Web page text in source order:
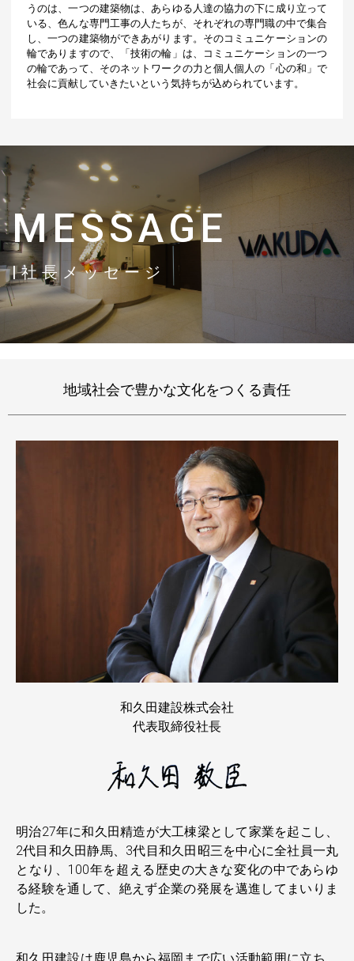
うのは、一つの建築物は、あらゆる人達の協力の下に成り立って
いる、色んな専門工事の人たちが、それぞれの専門職の中で集合
し、一つの建築物ができあがります。そのコミュニケーションの
輪でありますので、「技術の輪」は、コミュニケーションの一つ
の輪であって、そのネットワークの力と個人個人の「心の和」で
社会に貢献していきたいという気持ちが込められています。
MESSAGE
|社長メッセージ
地域社会で豊かな文化をつくる責任
明治27年に和久田精造が大工棟梁として家業を起こし、
2代目和久田静馬、3代目和久田昭三を中心に全社員一丸
となり、100年を超える歴史の大きな変化の中であらゆ
る経験を通して、絶えず企業の発展を邁進してまいりま
した。
和久田建設株式会社
代表取締役社長